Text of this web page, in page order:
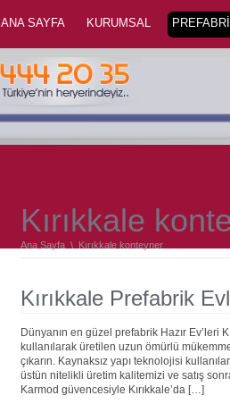
ANA SAYFA KURUMSAL
Kırıkkale
Ana Sayfa \ Kırıkkale konteyner
Kırıkkale Prefabrik
Dünyanın en güzel prefabrik Hazır Ev’leri
kullanılarak üretilen uzun ömürlü
çıkarın. Kaynaksız yapı teknolojisi
üstün nitelikli üretim kalitemizi ve satış
Karmod güvencesiyle Kırıkkale’da […]